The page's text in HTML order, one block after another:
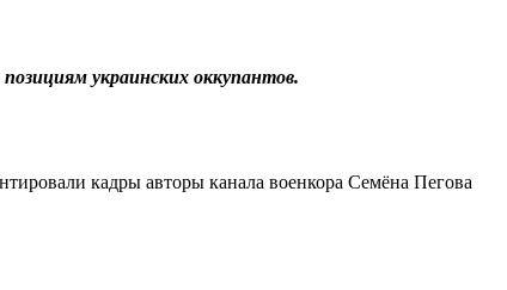
украинских оккупантов.
кадры авторы канала военкора Семёна Пегова